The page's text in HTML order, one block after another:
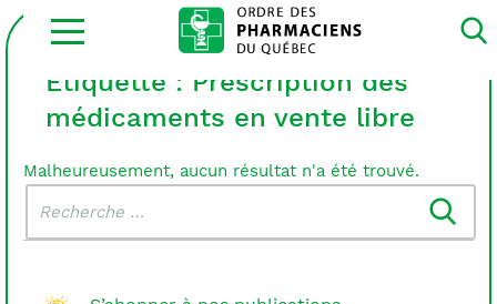
Ouvrir
la
site
Étiquette : Prescription des
médicaments en vente libre
Malheureusement, aucun résultat n'a été trouvé.
dans
le